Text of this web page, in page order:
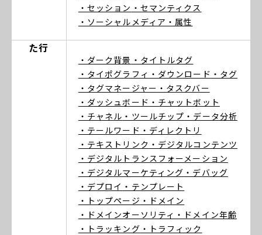
・セッション ・セマンティクス
・ソーシャルメディア ・属性
た行
・ダーク背景 ・タイトルタグ
・タイポグラフィ ・ダウンロード ・タグ
・タグマネージャー ・タスクバー
・ダッシュボード ・チャットボット
・チャネル ・ツールチップ ・データ分析
・テールワード ・ディレクトリ
・テキストリンク ・デジタルコンテンツ
・デジタルトランスフォーメーション
・デジタルマーケティング ・デバッグ
・デプロイ ・テンプレート
・トップページ ・ドメイン
・ドメインオーソリティ ・ドメイン年齢
・トラッキング ・トラフィック